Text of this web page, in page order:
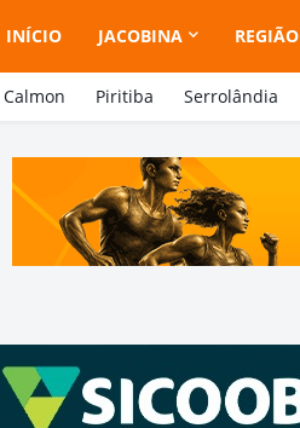
INÍCIO JACOBINA REGIÃO
Piritiba Serrolândia